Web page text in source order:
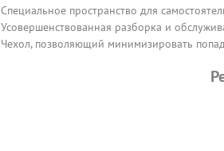
Специальное пространство для
Усовершенствованная разборка и
Чехол, позволяющий минимизировать